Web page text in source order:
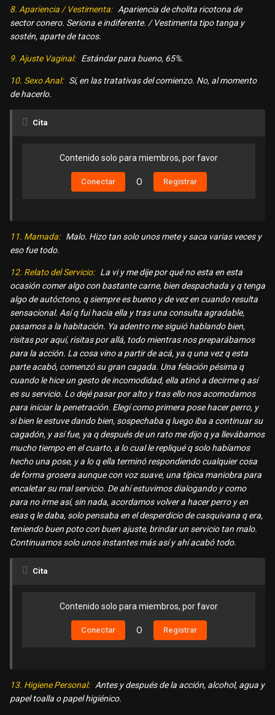
8. Apariencia / Vestimenta: Apariencia de cholita ricotona de
sector conero. Seriona e indiferente. / Vestimenta tipo tanga y
sostén, aparte de tacos.
9. Ajuste Vaginal: Estándar para bueno, 65%.
10. Sexo Anal:
Sí, en las tratativas del comienzo. No, al momento
de hacerlo.
Cita
Contenido solo para miembros, por favor
Conectar O Registrar
11. Mamada:
Malo. Hizo tan solo unos mete y saca varias veces y
eso fue todo.
12. Relato del Servicio:
La vi y me dije por qué no esta en esta
ocasión comer algo con bastante carne, bien despachada y q tenga
algo de autóctono, q siempre es bueno y de vez en cuando resulta
sensacional. Así q fui hacia ella y tras una consulta agradable,
pasamos a la habitación. Ya adentro me siguió hablando bien,
risitas por aquí, risitas por allá, todo mientras nos preparábamos
para la acción. La cosa vino a partir de acá, ya q una vez q esta
parte acabó, comenzó su gran cagada. Una felación pésima q
cuando le hice un gesto de incomodidad, ella atinó a decirme q así
es su servicio. Lo dejé pasar por alto y tras ello nos acomodamos
para iniciar la penetración. Elegí como primera pose hacer perro, y
si bien le estuve dando bien, sospechaba q luego iba a continuar su
cagadón, y así fue, ya q después de un rato me dijo q ya llevábamos
mucho tiempo en el cuarto, a lo cual le repliqué q solo habíamos
hecho una pose, y a lo q ella terminó respondiendo cualquier cosa
de forma grosera aunque con voz suave, una típica maniobra para
encaletar su mal servicio. De ahí estuvimos dialogando y como
para no irme así, sin nada, acordamos volver a hacer perro y en
esas q le daba, solo pensaba en el desperdicio de casquivana q era,
teniendo buen poto con buen ajuste, brindar un servicio tan malo.
Continuamos solo unos instantes más así y ahí acabó todo.
Cita
Contenido solo para miembros, por favor
Conectar O Registrar
13. Higiene Personal: Antes y después de la acción, alcohol, agua y
papel toalla o papel higiénico.